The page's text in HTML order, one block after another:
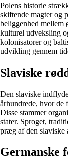
Polens historie
skiftende magter og
beliggenhed mellem
kulturel udveksling
kolonisatorer og
udvikling gennem
Slaviske
Den slaviske
århundrede, hvor de
Disse stammer
stater. Sproget,
præg af den slaviske
Germanske